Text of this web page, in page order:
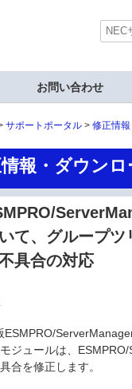
お問い合わせ
サポートポータル 修正情
報・ダウンロ
て、グループ
具合の対応
ESMPRO/
ジュールは、
合を修正します。